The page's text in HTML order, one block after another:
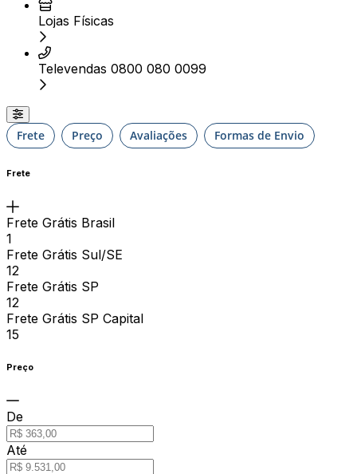
Lojas Físicas
Televendas 0800 080 0099
Frete Preço Avaliações Formas de Envio
Frete
Frete Grátis Brasil
1
Frete Grátis Sul/SE
12
Frete Grátis SP
12
Frete Grátis SP Capital
15
Preço
De
Até